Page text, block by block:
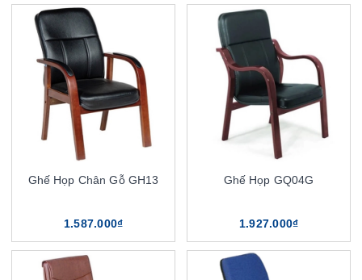
Ghế Họp Chân Gỗ GH13
1.587.000₫
Ghế Họp GQ04G
1.927.000₫